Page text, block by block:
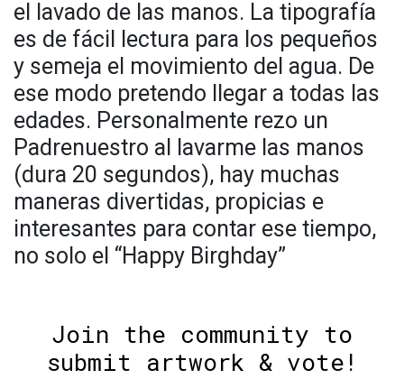
el lavado de las manos. La tipografía
es de fácil lectura para los pequeños
y semeja el movimiento del agua. De
ese modo pretendo llegar a todas las
edades. Personalmente rezo un
Padrenuestro al lavarme las manos
(dura 20 segundos), hay muchas
maneras divertidas, propicias e
interesantes para contar ese tiempo,
no solo el “Happy Birghday”
Join the community to
submit artwork & vote!